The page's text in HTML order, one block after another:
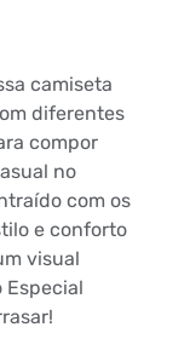
camiseta
diferentes
compor
no
com os
e conforto
visual
Especial